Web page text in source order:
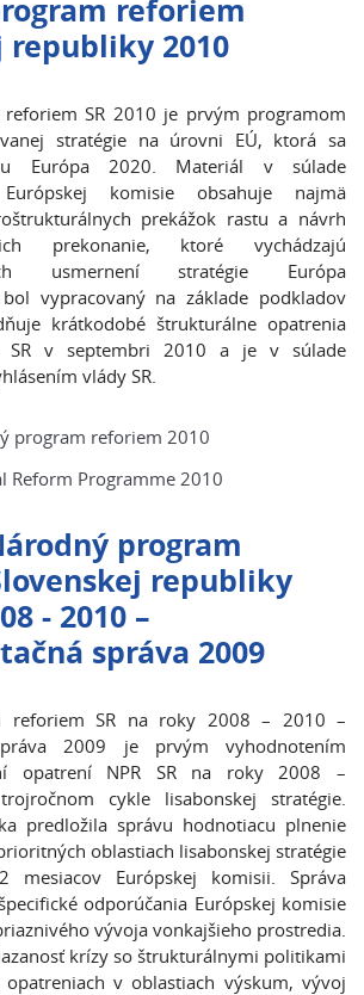
reforiem
republiky 2010
SR 2010 je prvým programom
stratégie na úrovni EÚ, ktorá sa
Európa 2020. Materiál v súlade
komisie obsahuje najmä
prekážok rastu a návrh
prekonanie, ktoré vychádzajú
usmernení stratégie Európa
vypracovaný na základe podkladov
krátkodobé štrukturálne opatrenia
SR v septembri 2010 a je v súlade
vlády SR.
program reforiem 2010
Reform Programme 2010
program
republiky
- 2010 –
správa 2009
reforiem SR na roky 2008 – 2010 –
2009 je prvým vyhodnotením
opatrení NPR SR na roky 2008 –
cykle lisabonskej stratégie.
predložila správu hodnotiacu plnenie
oblastiach lisabonskej stratégie
mesiacov Európskej komisii. Správa
odporúčania Európskej komisie
vývoja vonkajšieho prostredia.
krízy so štrukturálnymi politikami
v oblastiach výskum, vývoj